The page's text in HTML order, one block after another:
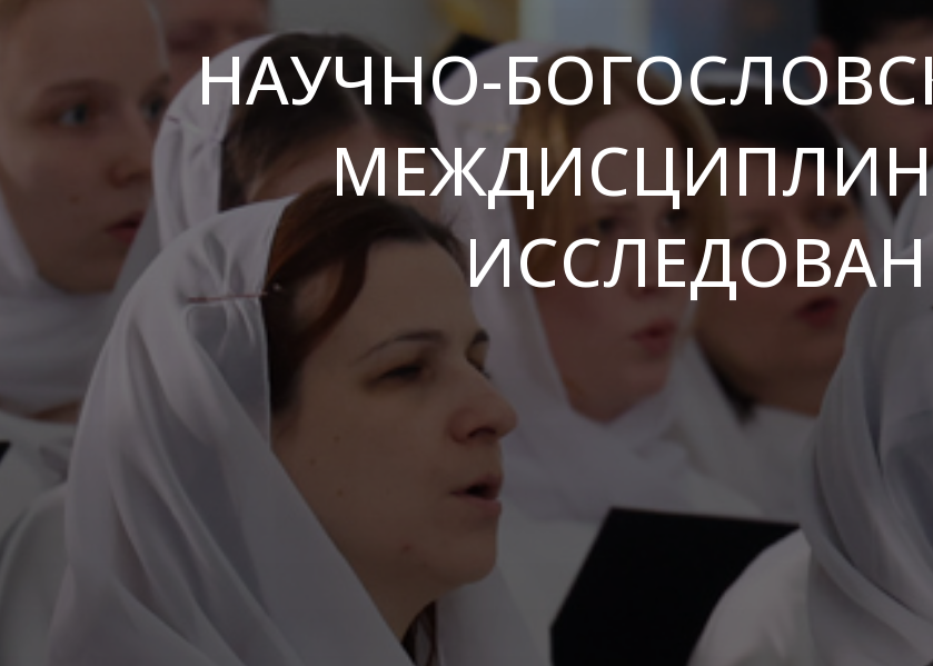
НАУЧНО-